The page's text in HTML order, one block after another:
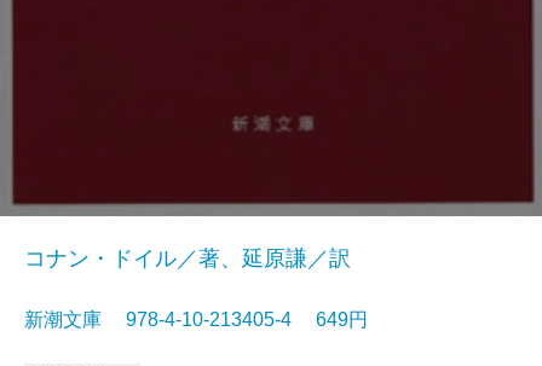
コナン・ドイル／著、延原謙／訳
新潮文庫 978-4-10-213405-4 649円